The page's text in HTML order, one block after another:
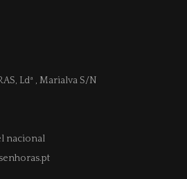
Ldª , Marialva S/N
nacional